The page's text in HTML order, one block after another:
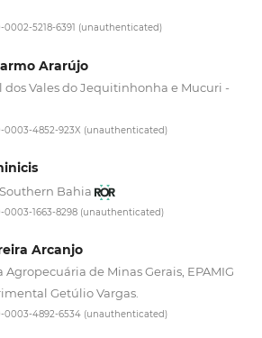
5218-6391 (unauthenticated)
Ararújo
dos Vales do Jequitinhonha e Mucuri -
0003-4852-923X (unauthenticated)
Bahia
0003-1663-8298 (unauthenticated)
Arcanjo
Agropecuária de Minas Gerais, EPAMIG
Getúlio Vargas.
0003-4892-6534 (unauthenticated)